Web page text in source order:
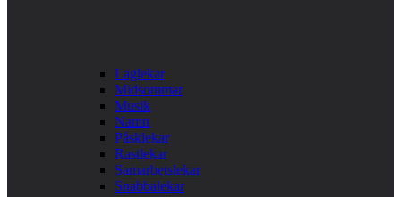
Laglekar
Midsommar
Musik
Namn
Påsklekar
Rastlekar
Samarbetslekar
Snabbalekar